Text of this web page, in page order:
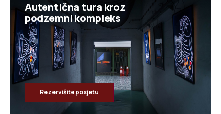
Autentična tura kroz
Rezervišite posjetu